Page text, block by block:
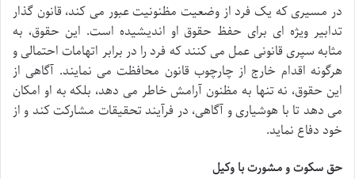
در مسیری که یک فرد از وضعیت مظنونیت عبور می کند، قانون گذار
تدابیر ویژه ای برای حفظ حقوق او اندیشیده است. این حقوق، به
مثابه سپری قانونی عمل می کنند که فرد را در برابر اتهامات احتمالی و
هرگونه اقدام خارج از چارچوب قانون محافظت می نمایند. آگاهی از
این حقوق، نه تنها به مظنون آرامش خاطر می دهد، بلکه به او امکان
می دهد تا با هوشیاری و آگاهی، در فرآیند تحقیقات مشارکت کند و از
خود دفاع نماید.
حق سکوت و مشورت با وکیل